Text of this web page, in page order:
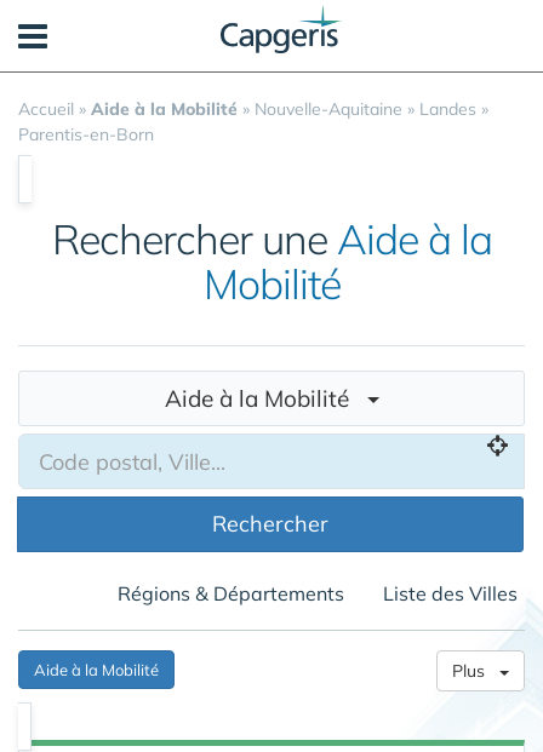
Accueil » Aide à la Mobilité » Nouvelle-Aquitaine » Landes »
Parentis-en-Born
Rechercher une Aide à la
Mobilité
Aide à la Mobilité
Rechercher
Régions & Départements Liste des Villes
Aide à la Mobilité Plus